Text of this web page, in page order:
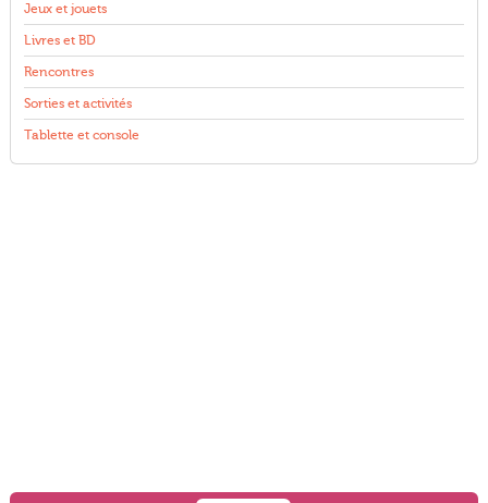
Jeux et jouets
Livres et BD
Rencontres
Sorties et activités
Tablette et console